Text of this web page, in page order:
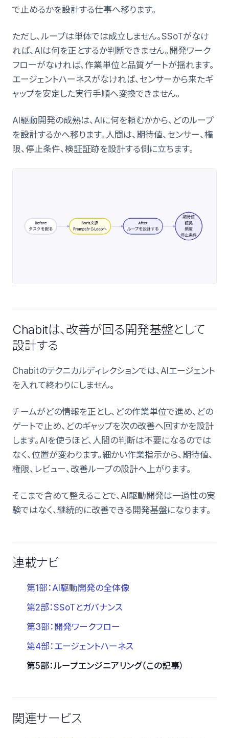
で止めるかを設計する仕事へ移ります。
ただし、ループは単体では成立しません。SSoTがなけ
れば、AIは何を正とするか判断できません。開発ワーク
フローがなければ、作業単位と品質ゲートが揺れます。
エージェントハーネスがなければ、センサーから来たギ
ャップを安定した実行手順へ変換できません。
AI駆動開発の成熟は、AIに何を頼むかから、どのループ
を設計するかへ移ります。人間は、期待値、センサー、権
限、停止条件、検証証跡を設計する側に立ちます。
Chabitは、改善が回る開発基盤として
設計する
Chabitのテクニカルディレクションでは、AIエージェント
を入れて終わりにしません。
チームがどの情報を正とし、どの作業単位で進め、どの
ゲートで止め、どのギャップを次の改善へ回すかを設計
します。AIを使うほど、人間の判断は不要になるのでは
なく、位置が変わります。細かい作業指示から、期待値、
権限、レビュー、改善ループの設計へ上がります。
そこまで含めて整えることで、AI駆動開発は一過性の実
験ではなく、継続的に改善できる開発基盤になります。
連載ナビ
第1部：AI駆動開発の全体像
第2部：SSoTとガバナンス
第3部：開発ワークフロー
第4部：エージェントハーネス
第5部：ループエンジニアリング（この記事）
関連サービス